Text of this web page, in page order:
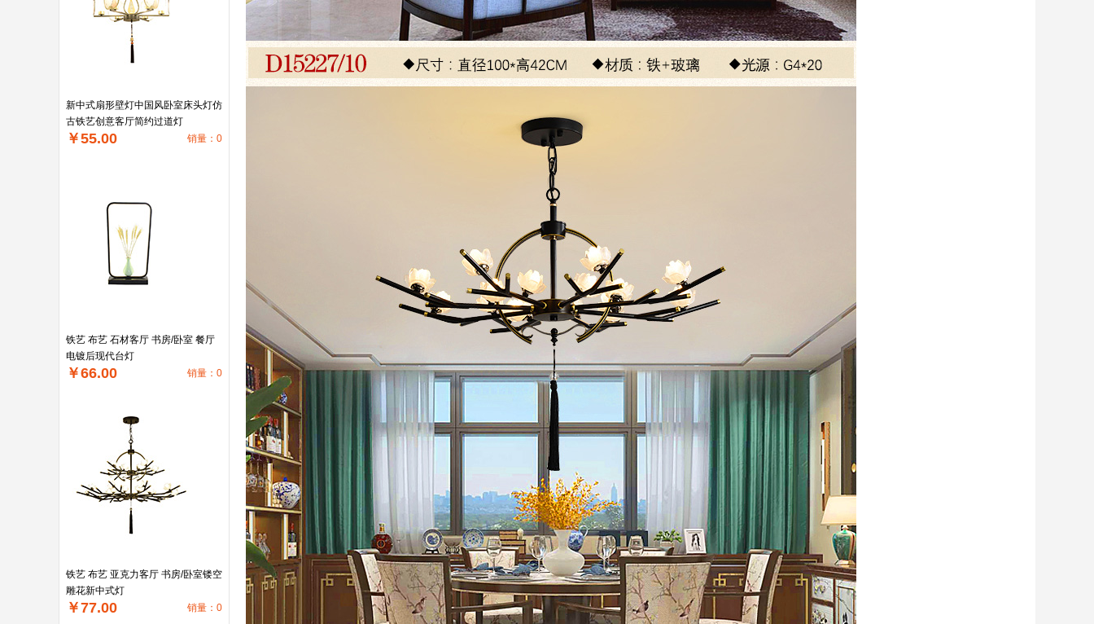
新中式扇形壁灯中国风卧室床头灯仿
古铁艺创意客厅简约过道灯
￥55.00 销量：0
铁艺 布艺 石材客厅 书房/卧室 餐厅
电镀后现代台灯
￥66.00 销量：0
铁艺 布艺 亚克力客厅 书房/卧室镂空
雕花新中式灯
￥77.00 销量：0